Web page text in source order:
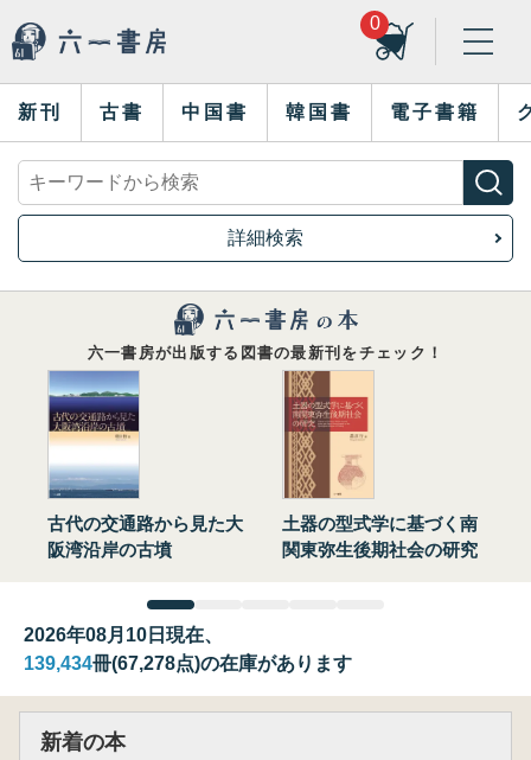
0
新刊 古書 中国書 韓国書 電子書籍
詳細検索
六一書房が出版する図書の最新刊をチェック！
古代の交通路から見た大
阪湾沿岸の古墳
土器の型式学に基づく南
関東弥生後期社会の研究
2026年08月10日現在、
139,434冊(67,278点)の在庫があります
新着の本